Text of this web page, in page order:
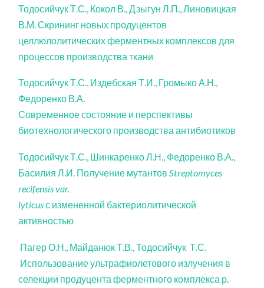
Тодосийчук Т.С., Кокол В., Дзыгун Л.П., Линовицкая
В.М. Скрининг новых продуцентов
целлюлолитических ферментных комплексов для
процессов производства ткани
Тодосийчук Т.С., Издебская Т.И., Громыко А.Н.,
Федоренко В.А.
Современное состояние и перспективы
биотехнологического производства антибиотиков
Тодосийчук Т.С., Шинкаренко Л.Н., Федоренко В.А.,
Басилия Л.И. Получение мутантовStreptomyces
recifensis var.
lyticusс измененной бактериолитической
активностью
Пагер О.Н., Майданюк Т.В., Тодосийчук Т.С.
Использование ультрафиолетового излучения в
селекции продуцента ферментного комплекса р.